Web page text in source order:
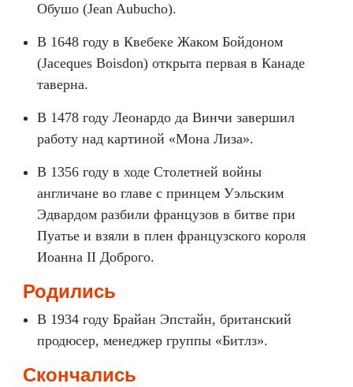
Обушо (Jean Aubucho).
В 1648 году в Квебеке Жаком Бойдоном
(Jaceques Boisdon) открыта первая в Канаде
таверна.
В 1478 году Леонардо да Винчи завершил
работу над картиной «Мона Лиза».
В 1356 году в ходе Столетней войны
англичане во главе с принцем Уэльским
Эдвардом разбили французов в битве при
Пуатье и взяли в плен французского короля
Иоанна II Доброго.
Родились
В 1934 году Брайан Эпстайн, британский
продюсер, менеджер группы «Битлз».
Скончались